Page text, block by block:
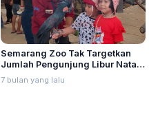
Semarang Zoo Tak Targetkan
Jumlah Pengunjung Libur Nataru
2025-2026
7 bulan yang lalu